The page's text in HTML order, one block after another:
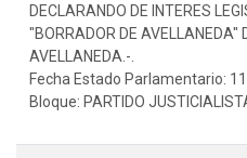
DECLARANDO DE INTERES
"BORRADOR DE AVELLANEDA"
AVELLANEDA.-.
Fecha Estado Parlamentario:
Bloque: PARTIDO